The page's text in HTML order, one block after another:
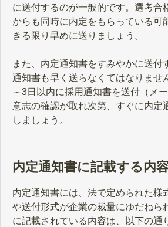
に送付するのが一般的です。選考合
からも同時に内定をもらっている可
きる限り早めに送りましょう。
また、内定通知書をすみやかに送付
通知書も早く送らなくてはなりませ
～3日以内に採用通知書を送付（メ
意志の確認が取れ次第、すぐに内定
しましょう。
内定通知書に記載する内
内定通知書には、法で定められた様
や送付形式が企業の裁量にゆだねら
に記載されている内容は、以下の通